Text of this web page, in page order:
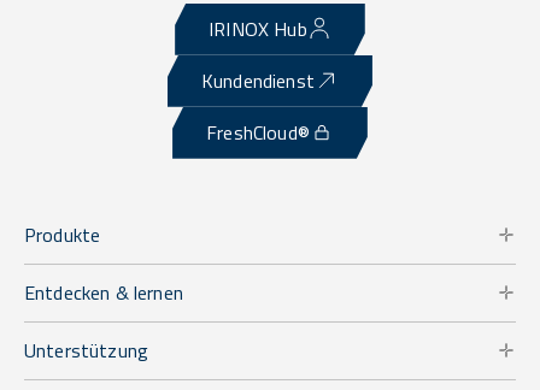
IRINOX Hub
Kundendienst
FreshCloud®
Produkte
Entdecken & lernen
Unterstützung